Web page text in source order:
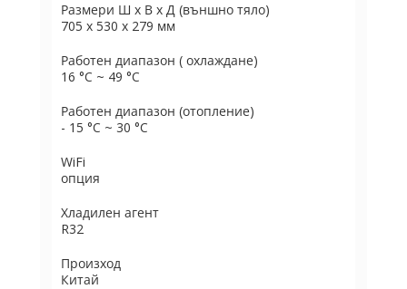
Размери Ш х В х Д (външно тяло)
705 x 530 x 279 мм
Работен диапазон ( охлаждане)
16 °C ~ 49 °C
Работен диапазон (отопление)
- 15 °C ~ 30 °C
WiFi
опция
Хладилен агент
R32
Произход
Китай